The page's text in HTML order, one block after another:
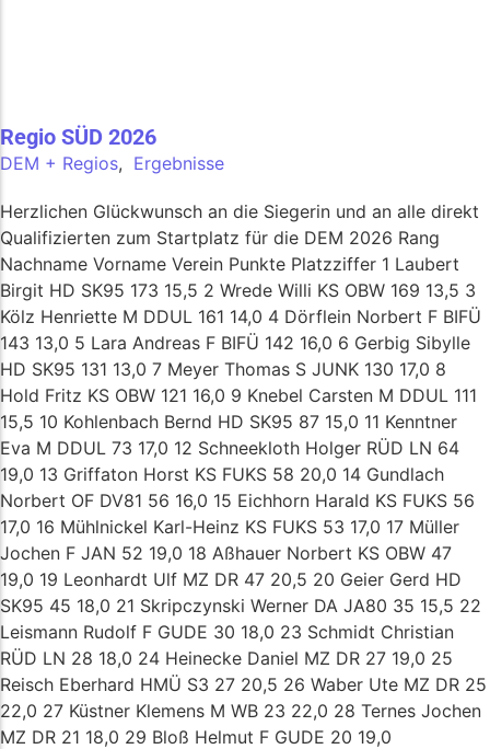
Regio SÜD 2026
DEM + Regios, Ergebnisse
Herzlichen Glückwunsch an die Siegerin und an alle direkt
Qualifizierten zum Startplatz für die DEM 2026 Rang
Nachname Vorname Verein Punkte Platzziffer 1 Laubert
Birgit HD SK95 173 15,5 2 Wrede Willi KS OBW 169 13,5 3
Kölz Henriette M DDUL 161 14,0 4 Dörflein Norbert F BIFÜ
143 13,0 5 Lara Andreas F BIFÜ 142 16,0 6 Gerbig Sibylle
HD SK95 131 13,0 7 Meyer Thomas S JUNK 130 17,0 8
Hold Fritz KS OBW 121 16,0 9 Knebel Carsten M DDUL 111
15,5 10 Kohlenbach Bernd HD SK95 87 15,0 11 Kenntner
Eva M DDUL 73 17,0 12 Schneekloth Holger RÜD LN 64
19,0 13 Griffaton Horst KS FUKS 58 20,0 14 Gundlach
Norbert OF DV81 56 16,0 15 Eichhorn Harald KS FUKS 56
17,0 16 Mühlnickel Karl-Heinz KS FUKS 53 17,0 17 Müller
Jochen F JAN 52 19,0 18 Aßhauer Norbert KS OBW 47
19,0 19 Leonhardt Ulf MZ DR 47 20,5 20 Geier Gerd HD
SK95 45 18,0 21 Skripczynski Werner DA JA80 35 15,5 22
Leismann Rudolf F GUDE 30 18,0 23 Schmidt Christian
RÜD LN 28 18,0 24 Heinecke Daniel MZ DR 27 19,0 25
Reisch Eberhard HMÜ S3 27 20,5 26 Waber Ute MZ DR 25
22,0 27 Küstner Klemens M WB 23 22,0 28 Ternes Jochen
MZ DR 21 18,0 29 Bloß Helmut F GUDE 20 19,0